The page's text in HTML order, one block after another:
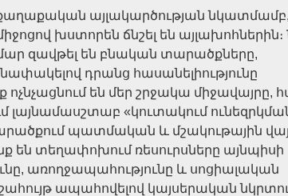
այլակարծության նկատմամբ,
խստորեն ճնշել են
զավթել են բնական տարածքները,
դրանց հասանելիությունը
են մեր շրջակա միջավայրը,
«կուտակում
պատմական և մշակութային
տեղափոխում ռեսուրսները այնպիսի
առողջապահությունը և սոցիալական
ապահովելով կայսերական